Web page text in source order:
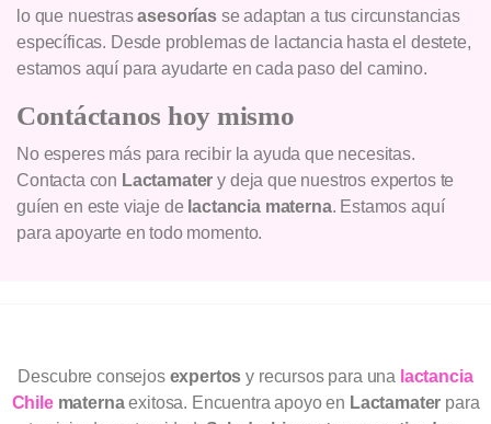
lo que nuestrasasesorías se adaptan a tus circunstancias
específicas. Desde problemas de lactancia hasta el destete,
estamos aquí para ayudarte en cada paso del camino.
Contáctanos hoy mismo
No esperes más para recibir la ayuda que necesitas.
Contacta con Lactamater y deja que nuestros expertos te
guíen en este viaje de lactancia materna. Estamos aquí
para apoyarte en todo momento.
Descubre consejos expertos y recursos para una lactancia
Chilematernaexitosa. Encuentra apoyo en Lactamater para